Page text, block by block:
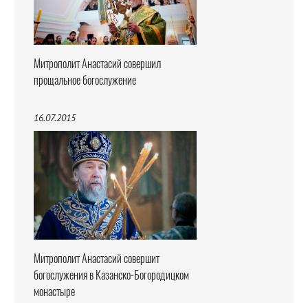
Митрополит Анастасий совершил
прощальное богослужение
16.07.2015
Митрополит Анастасий совершит
богослужения в Казанско-Богородицком
монастыре